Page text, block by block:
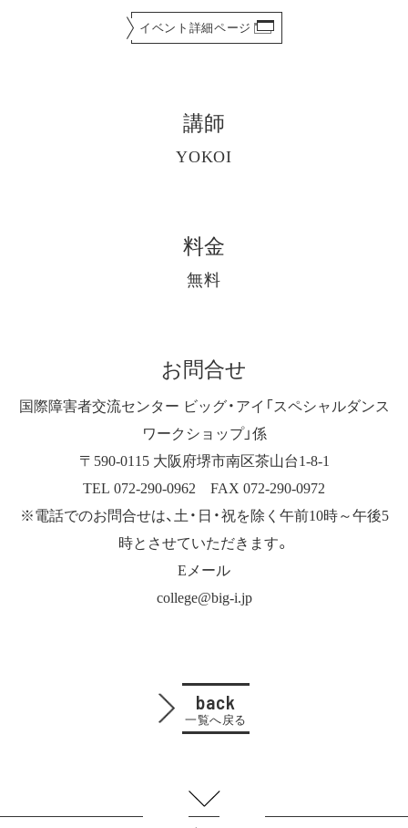
イベント詳細ページ
講師
YOKOI
料金
無料
お問合せ
国際障害者交流センター ビッグ・アイ「スペシャルダンス
ワークショップ」係
〒590-0115 大阪府堺市南区茶山台1-8-1
TEL 072-290-0962 FAX 072-290-0972
※電話でのお問合せは、土・日・祝を除く午前10時～午後5
時とさせていただきます。
Eメール
college@big-i.jp
back
一覧へ戻る